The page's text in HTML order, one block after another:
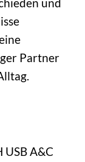
Partner
A&C